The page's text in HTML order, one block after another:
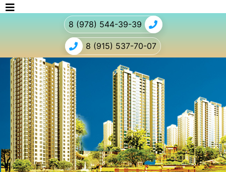
8 (978) 544-39-39
8 (915) 537-70-07